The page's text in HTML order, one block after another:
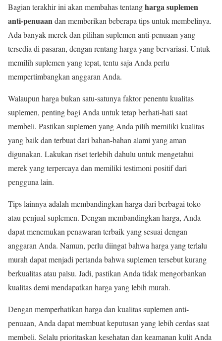
Bagian terakhir ini akan membahas tentangharga suplemen
anti-penuaandan memberikan beberapa tips untuk membelinya.
Ada banyak merek dan pilihan suplemen anti-penuaan yang
tersedia di pasaran, dengan rentang harga yang bervariasi. Untuk
memilih suplemen yang tepat, tentu saja Anda perlu
mempertimbangkan anggaran Anda.
Walaupun harga bukan satu-satunya faktor penentu kualitas
suplemen, penting bagi Anda untuk tetap berhati-hati saat
membeli. Pastikan suplemen yang Anda pilih memiliki kualitas
yang baik dan terbuat dari bahan-bahan alami yang aman
digunakan. Lakukan riset terlebih dahulu untuk mengetahui
merek yang terpercaya dan memiliki testimoni positif dari
pengguna lain.
Tips lainnya adalah membandingkan harga dari berbagai toko
atau penjual suplemen. Dengan membandingkan harga, Anda
dapat menemukan penawaran terbaik yang sesuai dengan
anggaran Anda. Namun, perlu diingat bahwa harga yang terlalu
murah dapat menjadi pertanda bahwa suplemen tersebut kurang
berkualitas atau palsu. Jadi, pastikan Anda tidak mengorbankan
kualitas demi mendapatkan harga yang lebih murah.
Dengan memperhatikan harga dan kualitas suplemen anti-
penuaan, Anda dapat membuat keputusan yang lebih cerdas saat
membeli. Selalu prioritaskan kesehatan dan keamanan kulit Anda